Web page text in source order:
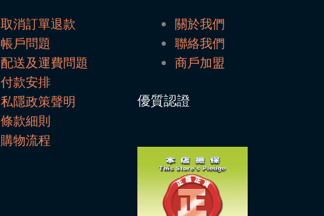
取消訂單退款
帳戶問題
配送及運費問題
付款安排
私隱政策聲明
條款細則
購物流程
關於我們
聯絡我們
商戶加盟
優質認證